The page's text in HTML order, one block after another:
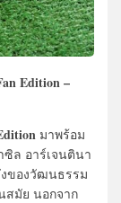
Edition –
มาพร้อม
ล อาร์เจนตินา
ของวัฒนธรรม
มัย นอกจาก